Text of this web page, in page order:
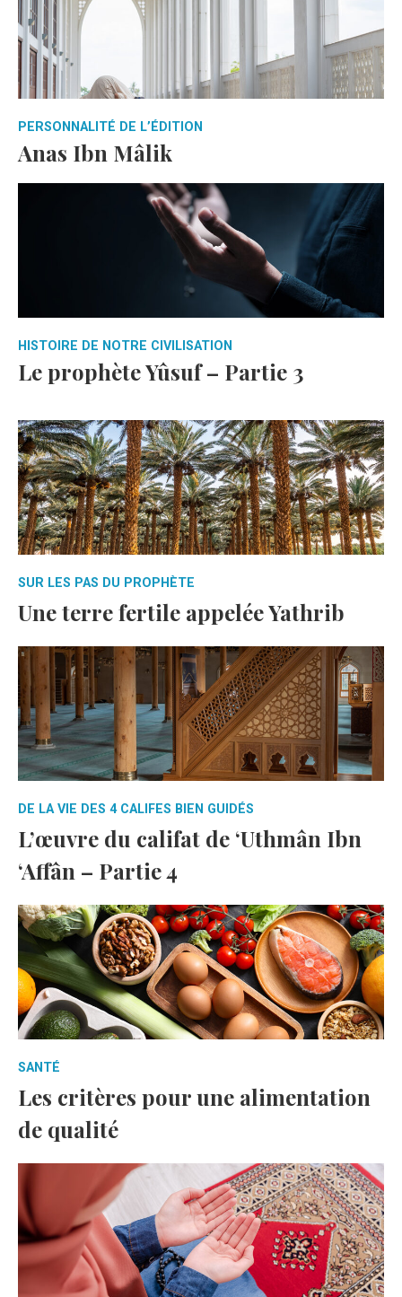
PERSONNALITÉ DE L’ÉDITION
Anas Ibn Mâlik
HISTOIRE DE NOTRE CIVILISATION
Le prophète Yûsuf – Partie 3
SUR LES PAS DU PROPHÈTE
Une terre fertile appelée Yathrib
DE LA VIE DES 4 CALIFES BIEN GUIDÉS
L’œuvre du califat de ‘Uthmân Ibn
‘Affân – Partie 4
SANTÉ
Les critères pour une alimentation
de qualité